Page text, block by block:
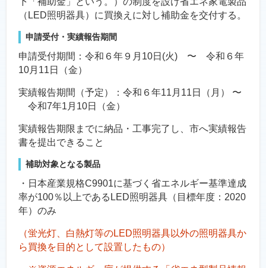
（LED照明器具）に買換えに対し補助金を交付する。
申請受付・実績報告期間
申請受付期間：令和６年９月10日(火) 〜 令和６年
10月11日（金）
実績報告期間（予定）：令和６年11月11日（月） 〜
令和7年1月10日（金）
実績報告期限までに納品・工事完了し、市へ実績報告
書を提出できること
補助対象となる製品
・日本産業規格C9901に基づく省エネルギー基準達成
率が100％以上であるLED照明器具（目標年度：2020
年）のみ
（蛍光灯、白熱灯等のLED照明器具以外の照明器具か
ら買換を目的として設置したもの）